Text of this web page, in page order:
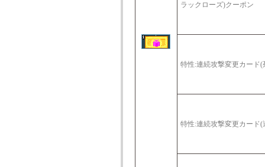
ラックローズ)クーポン
特性:連続攻撃変更カード
特性:連続攻撃変更カード